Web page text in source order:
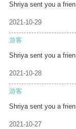
Shriya sent you a frien
2021-10-29
游客
Shriya sent you a frien
2021-10-28
游客
Shriya sent you a frien
2021-10-27